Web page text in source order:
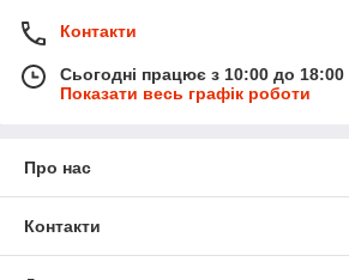
Контакти
Сьогодні працює з 10:00 до 18:00
Показати весь графік роботи
Про нас
Контакти